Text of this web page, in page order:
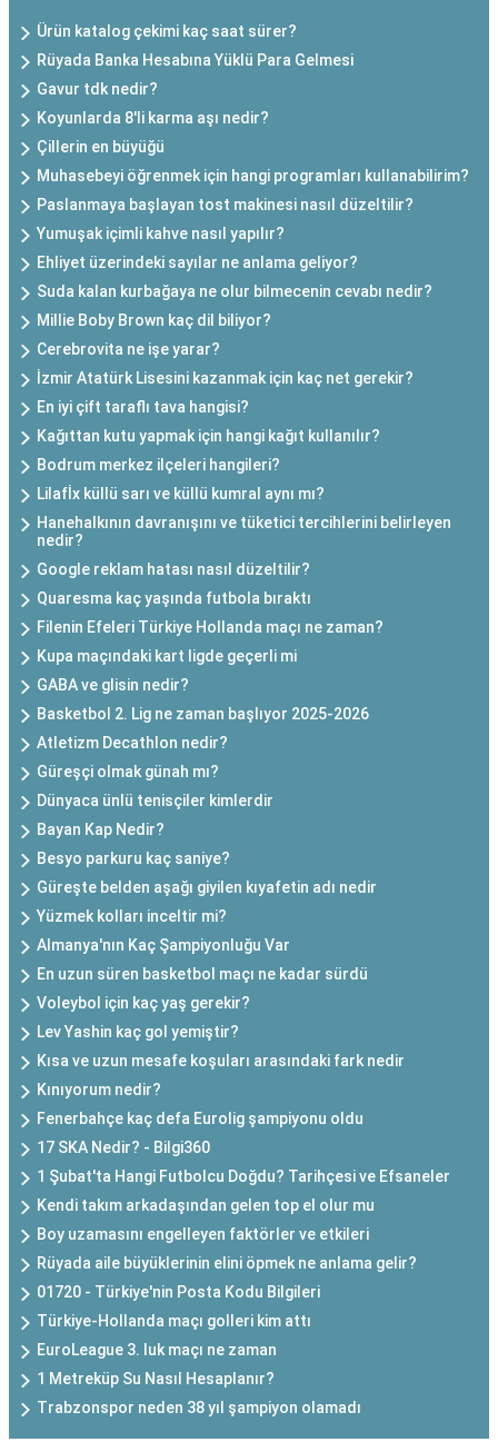
Ürün katalog çekimi kaç saat sürer?
Rüyada Banka Hesabına Yüklü Para Gelmesi
Gavur tdk nedir?
Koyunlarda 8'li karma aşı nedir?
Çillerin en büyüğü
Muhasebeyi öğrenmek için hangi programları kullanabilirim?
Paslanmaya başlayan tost makinesi nasıl düzeltilir?
Yumuşak içimli kahve nasıl yapılır?
Ehliyet üzerindeki sayılar ne anlama geliyor?
Suda kalan kurbağaya ne olur bilmecenin cevabı nedir?
Millie Boby Brown kaç dil biliyor?
Cerebrovita ne işe yarar?
İzmir Atatürk Lisesini kazanmak için kaç net gerekir?
En iyi çift taraflı tava hangisi?
Kağıttan kutu yapmak için hangi kağıt kullanılır?
Bodrum merkez ilçeleri hangileri?
Lilafİx küllü sarı ve küllü kumral aynı mı?
Hanehalkının davranışını ve tüketici tercihlerini belirleyen
nedir?
Google reklam hatası nasıl düzeltilir?
Quaresma kaç yaşında futbola bıraktı
Filenin Efeleri Türkiye Hollanda maçı ne zaman?
Kupa maçındaki kart ligde geçerli mi
GABA ve glisin nedir?
Basketbol 2. Lig ne zaman başlıyor 2025-2026
Atletizm Decathlon nedir?
Güreşçi olmak günah mı?
Dünyaca ünlü tenisçiler kimlerdir
Bayan Kap Nedir?
Besyo parkuru kaç saniye?
Güreşte belden aşağı giyilen kıyafetin adı nedir
Yüzmek kolları inceltir mi?
Almanya'nın Kaç Şampiyonluğu Var
En uzun süren basketbol maçı ne kadar sürdü
Voleybol için kaç yaş gerekir?
Lev Yashin kaç gol yemiştir?
Kısa ve uzun mesafe koşuları arasındaki fark nedir
Kınıyorum nedir?
Fenerbahçe kaç defa Eurolig şampiyonu oldu
17 SKA Nedir? - Bilgi360
1 Şubat'ta Hangi Futbolcu Doğdu? Tarihçesi ve Efsaneler
Kendi takım arkadaşından gelen top el olur mu
Boy uzamasını engelleyen faktörler ve etkileri
Rüyada aile büyüklerinin elini öpmek ne anlama gelir?
01720 - Türkiye'nin Posta Kodu Bilgileri
Türkiye-Hollanda maçı golleri kim attı
EuroLeague 3. luk maçı ne zaman
1 Metreküp Su Nasıl Hesaplanır?
Trabzonspor neden 38 yıl şampiyon olamadı